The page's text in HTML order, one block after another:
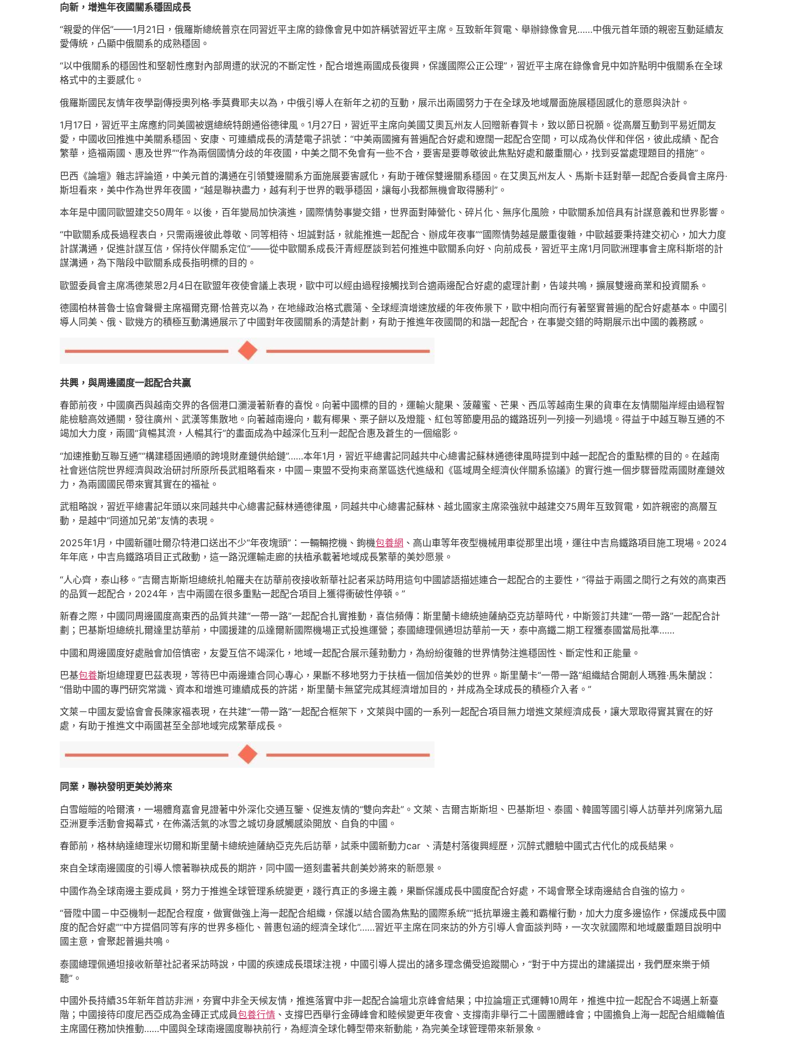
向新，增進年夜國關系穩固成長
“親愛的伴侶”——1月21日，俄羅斯總統普京在同習近平主席的錄像會見中如許稱號習近平主席。互致新年賀電、舉辦錄像會見……中俄元首年頭的親密互動延續友
愛傳統，凸顯中俄關系的成熟穩固。
“以中俄關系的穩固性和堅韌性應對內部周遭的狀況的不斷定性，配合增進兩國成長復興，保護國際公正公理”，習近平主席在錄像會見中如許點明中俄關系在全球
格式中的主要感化。
俄羅斯國民友情年夜學副傳授奧列格·季莫費耶夫以為，中俄引導人在新年之初的互動，展示出兩國努力于在全球及地域層面施展穩固感化的意愿與決計。
1月17日，習近平主席應約同美國被選總統特朗通俗德律風。1月27日，習近平主席向美國艾奧瓦州友人回贈新春賀卡，致以節日祝願。從高層互動到平易近間友
愛，中國收回推進中美關系穩固、安康、可連續成長的清楚電子訊號：“中美兩國擁有普遍配合好處和遼闊一起配合空間，可以成為伙伴和伴侶，彼此成績、配合
繁華，造福兩國、惠及世界”“作為兩個國情分歧的年夜國，中美之間不免會有一些不合，要害是要尊敬彼此焦點好處和嚴重關心，找到妥當處理題目的措施”。
巴西《論壇》雜志評論道，中美元首的溝通在引領雙邊關系方面施展要害感化，有助于確保雙邊關系穩固。在艾奧瓦州友人、馬斯卡廷對華一起配合委員會主席丹·
斯坦看來，美中作為世界年夜國，“越是聯袂盡力，越有利于世界的戰爭穩固，讓每小我都無機會取得勝利”。
本年是中國同歐盟建交50周年。以後，百年變局加快演進，國際情勢事變交錯，世界面對陣營化、碎片化、無序化風險，中歐關系加倍具有計謀意義和世界影響。
“中歐關系成長過程表白，只需兩邊彼此尊敬、同等相待、坦誠對話，就能推進一起配合、辦成年夜事”“國際情勢越是嚴重復雜，中歐越要秉持建交初心，加大力度
計謀溝通，促進計謀互信，保持伙伴關系定位”——從中歐關系成長汗青經歷談到若何推進中歐關系向好、向前成長，習近平主席1月同歐洲理事會主席科斯塔的計
謀溝通，為下階段中歐關系成長指明標的目的。
歐盟委員會主席馮德萊恩2月4日在歐盟年夜使會議上表現，歐中可以經由過程接觸找到合適兩邊配合好處的處理計劃，告竣共鳴，擴展雙邊商業和投資關系。
德國柏林普魯士協會聲譽主席福爾克爾·恰普克以為，在地緣政治格式震蕩、全球經濟增速放緩的年夜佈景下，歐中相向而行有著堅實普遍的配合好處基本。中國引
導人同美、俄、歐幾方的積極互動溝通展示了中國對年夜國關系的清楚計劃，有助于推進年夜國間的和諧一起配合，在事變交錯的時期展示出中國的義務感。
共興，與周邊國度一起配合共贏
春節前夜，中國廣西與越南交界的各個港口瀰漫著新春的喜悅。向著中國標的目的，運輸火龍果、菠蘿蜜、芒果、西瓜等越南生果的貨車在友情關隘岸經由過程智
能檢驗高效通關，發往廣州、武漢等集散地。向著越南邊向，載有椰果、栗子餅以及燈籠、紅包等節慶用品的鐵路班列一列接一列過境。得益于中越互聯互通的不
竭加大力度，兩國“貨暢其流，人暢其行”的畫面成為中越深化互利一起配合惠及蒼生的一個縮影。
“加速推動互聯互通”“構建穩固通順的跨境財產鏈供給鏈”……本年1月，習近平總書記同越共中心總書記蘇林通德律風時提到中越一起配合的重點標的目的。在越南
社會迷信院世界經濟與政治研討所原所長武粗略看來，中國－東盟不受拘束商業區迭代進級和《區域周全經濟伙伴關系協議》的實行進一個步驟晉陞兩國財產鏈效
力，為兩國國民帶來實其實在的福祉。
武粗略說，習近平總書記年頭以來同越共中心總書記蘇林通德律風，同越共中心總書記蘇林、越北國家主席梁強就中越建交75周年互致賀電，如許親密的高層互
動，是越中“同道加兄弟”友情的表現。
2025年1月，中國新疆吐爾尕特港口送出不少“年夜塊頭”：一輛輛挖機、鉤機包養網 、高山車等年夜型機械用車從那里出境，運往中吉烏鐵路項目施工現場。2024
年年底，中吉烏鐵路項目正式啟動，這一路況運輸走廊的扶植承載著地域成長繁華的美妙愿景。
“人心齊，泰山移。”吉爾吉斯斯坦總統扎帕羅夫在訪華前夜接收新華社記者采訪時用這句中國諺語描述連合一起配合的主要性，“得益于兩國之間行之有效的高東西
的品質一起配合，2024年，吉中兩國在很多重點一起配合項目上獲得衝破性停頓。”
新春之際，中國同周邊國度高東西的品質共建“一帶一路”一起配合扎實推動，喜信頻傳：斯里蘭卡總統迪薩納亞克訪華時代，中斯簽訂共建“一帶一路”一起配合計
劃；巴基斯坦總統扎爾達里訪華前，中國援建的瓜達爾新國際機場正式投進運營；泰國總理佩通坦訪華前一天，泰中高鐵二期工程獲泰國當局批準……
中國和周邊國度好處融會加倍慎密，友愛互信不竭深化，地域一起配合展示蓬勃動力，為紛紛復雜的世界情勢注進穩固性、斷定性和正能量。
巴基包養斯坦總理夏巴茲表現，等待巴中兩邊連合同心專心，果斷不移地努力于扶植一個加倍美妙的世界。斯里蘭卡“一帶一路”組織結合開創人瑪雅·馬朱蘭說：
“借助中國的專門研究常識、資本和增進可連續成長的許諾，斯里蘭卡無望完成其經濟增加目的，并成為全球成長的積極介入者。”
文萊－中國友愛協會會長陳家福表現，在共建“一帶一路”一起配合框架下，文萊與中國的一系列一起配合項目無力增進文萊經濟成長，讓大眾取得實其實在的好
處，有助于推進文中兩國甚至全部地域完成繁華成長。
同業，聯袂發明更美妙將來
白雪皚皚的哈爾濱，一場體育嘉會見證著中外深化交通互鑒、促進友情的“雙向奔赴”。文萊、吉爾吉斯斯坦、巴基斯坦、泰國、韓國等國引導人訪華并列席第九屆
亞洲夏季活動會揭幕式，在佈滿活氣的冰雪之城切身感觸感染開放、自負的中國。
春節前，格林納達總理米切爾和斯里蘭卡總統迪薩納亞克先后訪華，試乘中國新動力car 、清楚村落復興經歷，沉醉式體驗中國式古代化的成長結果。
來自全球南邊國度的引導人懷著聯袂成長的期許，同中國一道刻畫著共創美妙將來的新愿景。
中國作為全球南邊主要成員，努力于推進全球管理系統變更，踐行真正的多邊主義，果斷保護成長中國度配合好處，不竭會聚全球南邊結合自強的協力。
“晉陞中國－中亞機制一起配合程度，做實做強上海一起配合組織，保護以結合國為焦點的國際系統”“抵抗單邊主義和霸權行動，加大力度多邊協作，保護成長中國
度的配合好處”“中方提倡同等有序的世界多極化、普惠包涵的經濟全球化”……習近平主席在同來訪的外方引導人會面談判時，一次次就國際和地域嚴重題目說明中
國主意，會聚起普遍共鳴。
泰國總理佩通坦接收新華社記者采訪時說，中國的疾速成長環球注視，中國引導人提出的諸多理念備受追蹤關心，“對于中方提出的建議提出，我們歷來樂于傾
聽”。
中國外長持續35年新年首訪非洲，夯實中非全天候友情，推進落實中非一起配合論壇北京峰會結果；中拉論壇正式運轉10周年，推進中拉一起配合不竭邁上新臺
階；中國接待印度尼西亞成為金磚正式成員包養行情 、支撐巴西舉行金磚峰會和睦候變更年夜會、支撐南非舉行二十國團體峰會；中國擔負上海一起配合組織輪值
主席國任務加快推動……中國與全球南邊國度聯袂前行，為經濟全球化轉型帶來新動能，為完美全球管理帶來新景象。